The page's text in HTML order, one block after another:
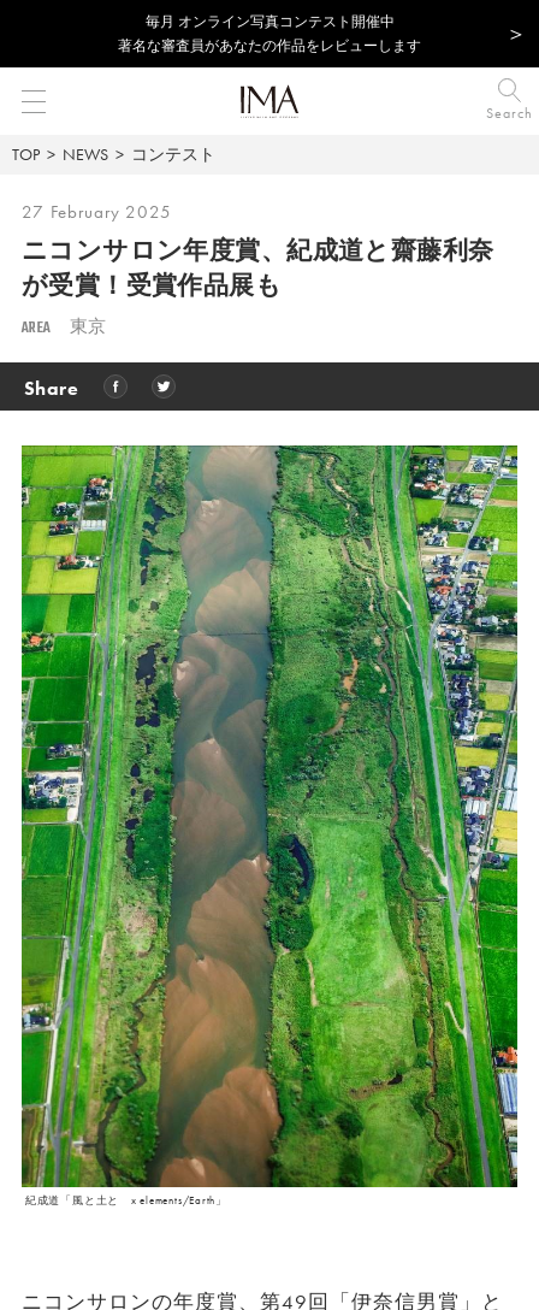
毎⽉ オンライン写真コンテスト開催中
著名な審査員があなたの作品をレビューします
Search
TOP NEWS コンテスト
27 February 2025
ニコンサロン年度賞、紀成道と齋藤利奈
が受賞！受賞作品展も
AREA 東京
Share
紀成道「風と土と x elements/Earth」
ニコンサロンの年度賞、第49回「伊奈信男賞」と